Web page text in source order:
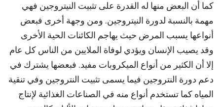
كما أن البعض منها له القدرة على تثبيت النيتروجين فهي
مهمة بالنسبة لدورة النيتروجين. ومن وجهة أخرى فبعض
أنواعها يسبب المرض حيث يهاجم الكائنات الحية الأخرى
وقد يصيب الإنسان ويؤدي لوفاة الملايين من الناس كل عام
إلا أن الكثير من أنواع الميكروبات مفيد. فبعضها يشترك في
دعم دورة النتروجين فيما يسمى تثبيت النتروجين وفي تنقية
المياه كما تستخدم أنواع منه في الصناعات الغذائية لإنتاج